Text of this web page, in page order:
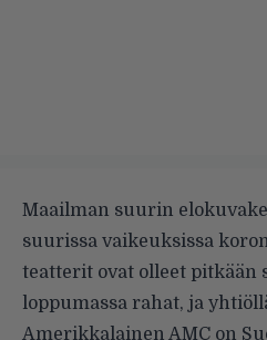
Maailman suurin
suurissa vaikeuksissa
teatterit ovat olleet pitkään
loppumassa rahat, ja
Amerikkalainen AMC on